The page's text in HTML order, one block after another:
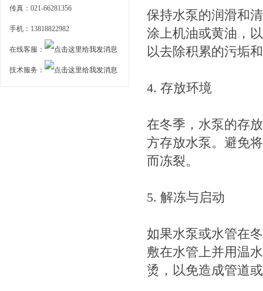
传真：021-66281356
手机：13818822982
在线客服：
技术服务：
保持水泵的润滑和
涂上机油或黄油，
以去除积累的污垢
4. 存放环境
在冬季，水泵的存
方存放水泵。避免
而冻裂。
5. 解冻与启动
如果水泵或水管在
敷在水管上并用温
烫，以免造成管道